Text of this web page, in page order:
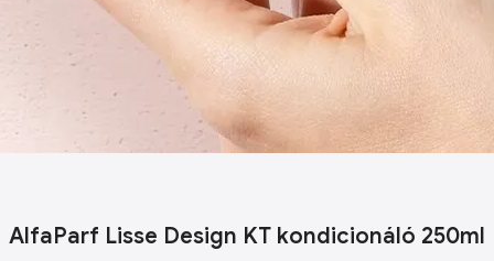
AlfaParf Lisse Design KT kondicionáló 250ml